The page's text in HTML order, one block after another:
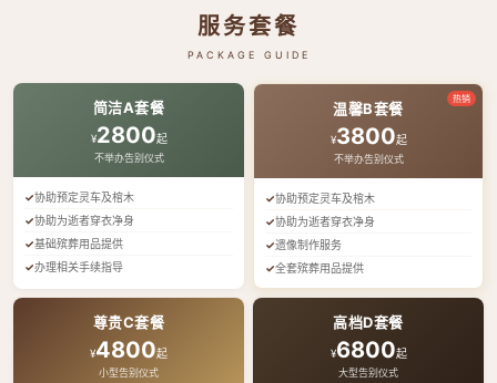
服务套餐
PACKAGE GUIDE
简洁A套餐
¥2800起
不举办告别仪式
协助预定灵车及棺木
协助为逝者穿衣净身
基础殡葬用品提供
办理相关手续指导
热销
温馨B套餐
¥3800起
不举办告别仪式
协助预定灵车及棺木
协助为逝者穿衣净身
遗像制作服务
全套殡葬用品提供
尊贵C套餐
¥4800起
小型告别仪式
高档D套餐
¥6800起
大型告别仪式